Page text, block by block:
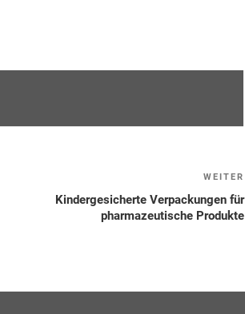
WEITER
Kindergesicherte Verpackungen für
pharmazeutische Produkte